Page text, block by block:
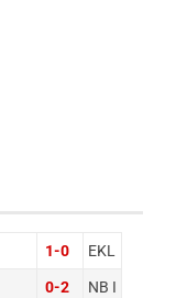
1-0 EKL
0-2 NB I